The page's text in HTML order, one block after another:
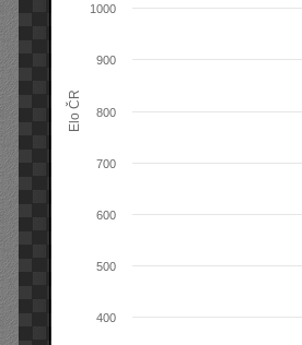
Elo ČR
400
500
600
700
800
900
1000